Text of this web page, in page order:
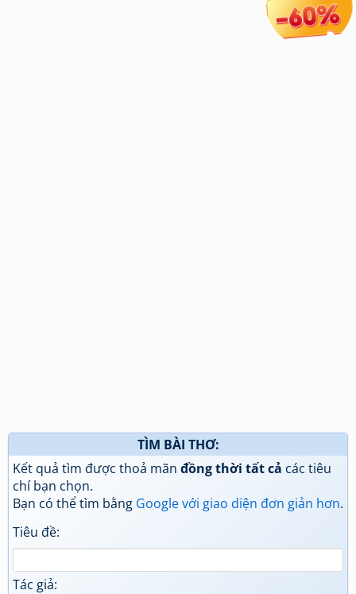
TÌM BÀI THƠ:
Kết quả tìm được thoả mãn đồng thời tất cả các tiêu
chí bạn chọn.
Bạn có thể tìm bằng Google với giao diện đơn giản hơn.
Tiêu đề:
Tác giả: